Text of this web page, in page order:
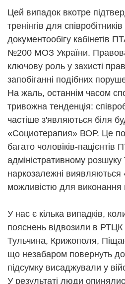
Цей випадок вкотре
тренінгів для
документообігу кабінетів
№200 МОЗ України. Правова
ключову роль у захисті прав
запобіганні подібних
На жаль, останнім часом
тривожна тенденція:
частіше з'являються біля
«Социотерапия» ВОР. Це
багато чоловіків-
адміністративному
наркозалежні виявляються
можливістю для виконання
У нас є кілька випадків,
пояснень відвозили в РТЦК
Тульчина, Крижополя,
що незабаром повернуть до
підсумку висаджували у
У результаті люди